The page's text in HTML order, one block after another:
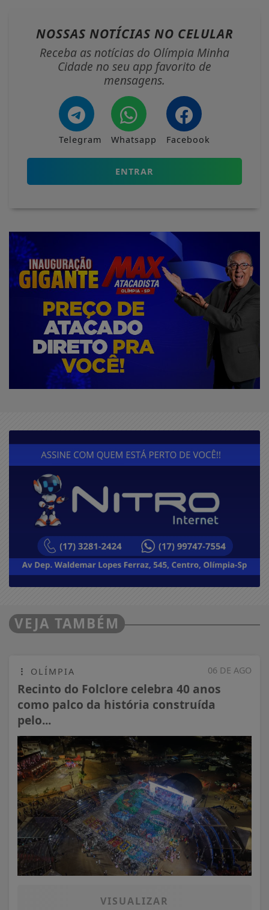
NOSSAS NOTÍCIAS NO CELULAR
Receba as notícias do Olímpia Minha
Cidade no seu app favorito de
mensagens.
Telegram Whatsapp Facebook
ENTRAR
VEJA TAMBÉM
06 DE AGO
OLÍMPIA
Recinto do Folclore celebra 40 anos
como palco da história construída
pelo...
VISUALIZAR